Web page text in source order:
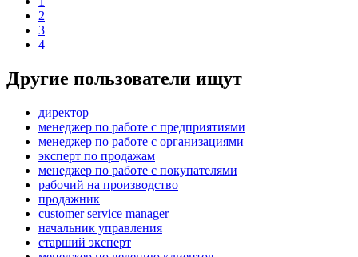
2
3
4
Другие пользователи ищут
директор
менеджер по работе с предприятиями
менеджер по работе с организациями
эксперт по продажам
менеджер по работе с покупателями
рабочий на производство
продажник
customer service manager
начальник управления
старший эксперт